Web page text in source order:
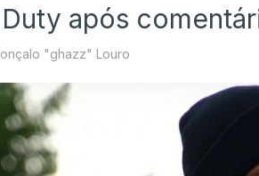
após
"ghazz" Louro